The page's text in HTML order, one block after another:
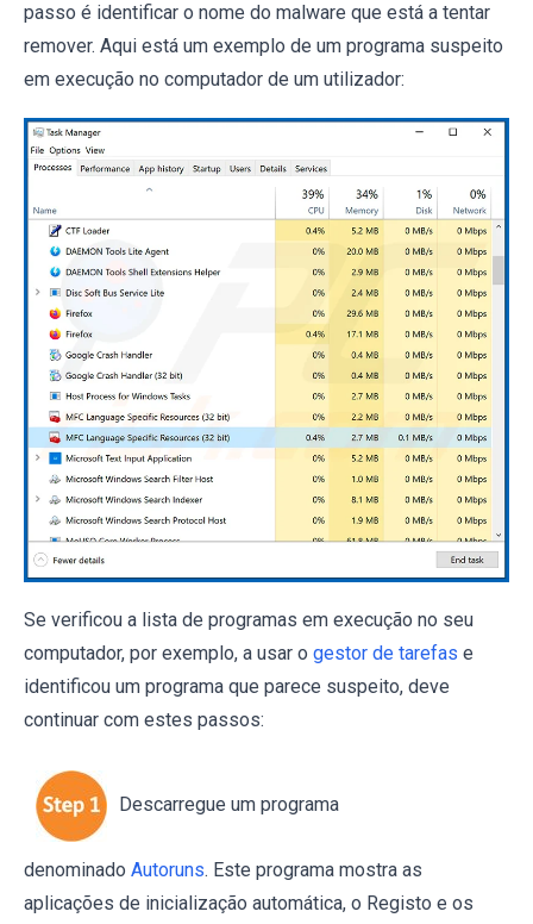
passo é identificar o nome do malware que está a tentar
remover. Aqui está um exemplo de um programa suspeito
em execução no computador de um utilizador:
Se verificou a lista de programas em execução no seu
computador, por exemplo, a usar o gestor de tarefas e
identificou um programa que parece suspeito, deve
continuar com estes passos:
Descarregue um programa
denominado Autoruns. Este programa mostra as
aplicações de inicialização automática, o Registo e os